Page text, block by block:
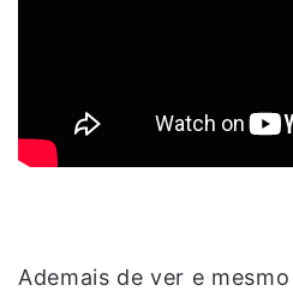
Ademais de ver e